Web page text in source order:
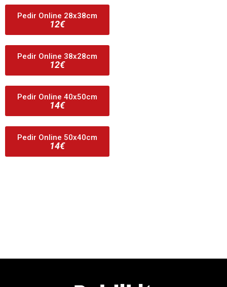
Pedir Online 28x38cm
12€
Pedir Online 38x28cm
12€
Pedir Online 40x50cm
14€
Pedir Online 50x40cm
14€